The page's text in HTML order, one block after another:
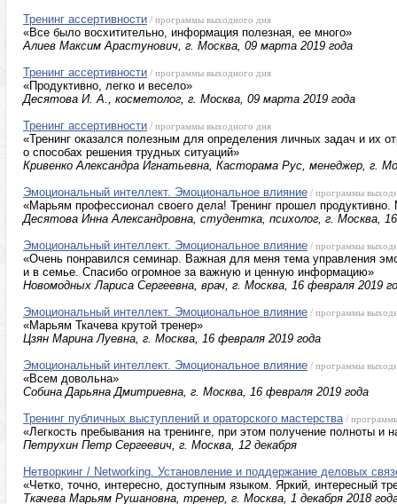
Тренинг ассертивности / программы выходного дня
«Все было восхитительно, информация полезная, ее много»
Алиев Максим Арастунович, г. Москва, 09 марта 2019 года
Тренинг ассертивности / программы выходного дня
«Продуктивно, легко и весело»
Десятова И. А., косметолог, г. Москва, 09 марта 2019 года
Тренинг ассертивности / программы выходного дня
«Тренинг оказался полезным для определения личных задач и их
о способах решения трудных ситуаций»
Кривенко Александра Игнатьевна, Касторама Рус, менеджер, г.
Эмоциональный интеллект. Эмоциональное влияние / программы
«Марьям профессионал своего дела! Тренинг прошел
Десятова Инна Александровна, студентка, психолог, г. Москва,
Эмоциональный интеллект. Эмоциональное влияние / программы
«Очень понравился семинар. Важная для меня тема управления
и в семье. Спасибо огромное за важную и ценную информацию»
Новомодных Лариса Сергеевна, врач, г. Москва, 16 февраля 2019
Эмоциональный интеллект. Эмоциональное влияние / программы
«Марьям Ткачева крутой тренер»
Цзян Марина Луевна, г. Москва, 16 февраля 2019 года
Эмоциональный интеллект. Эмоциональное влияние / программы
«Всем довольна»
Собина Дарьяна Дмитриевна, г. Москва, 16 февраля 2019 года
Тренинг публичных выступлений и ораторского мастерства /
«Легкость пребывания на тренинге, при этом получение полноты и
Петрухин Петр Сергеевич, г. Москва, 12 декабря
Нетворкинг / Networking. Установление и поддержание деловых
«Четко, точно, интересно, доступным языком. Яркий, интересный
Ткачева Марьям Рушановна, тренер, г. Москва, 1 декабря 2018